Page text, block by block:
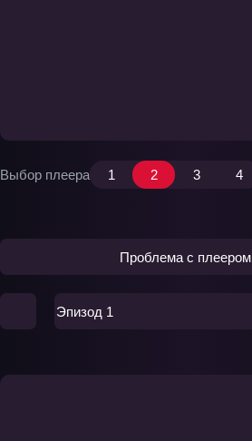
Выбор плеера 1 2 3 4
Проблема с плеером
Эпизод 1